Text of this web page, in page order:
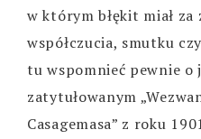
w którym błękit miał za
współczucia, smutku
tu wspomnieć pewnie o
zatytułowanym
Casagemasa” z roku